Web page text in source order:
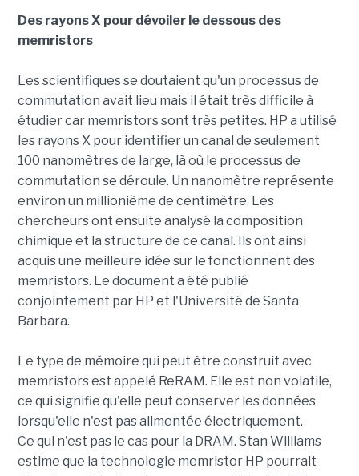
Des rayons X pour dévoiler le dessous des
memristors
Les scientifiques se doutaient qu'un processus de
commutation avait lieu mais il était très difficile à
étudier car memristors sont très petites. HP a utilisé
les rayons X pour identifier un canal de seulement
100 nanomètres de large, là où le processus de
commutation se déroule. Un nanomètre représente
environ un millionième de centimètre. Les
chercheurs ont ensuite analysé la composition
chimique et la structure de ce canal. Ils ont ainsi
acquis une meilleure idée sur le fonctionnent des
memristors. Le document a été publié
conjointement par HP et l'Université de Santa
Barbara.
Le type de mémoire qui peut être construit avec
memristors est appelé ReRAM. Elle est non volatile,
ce qui signifie qu'elle peut conserver les données
lorsqu'elle n'est pas alimentée électriquement.
Ce qui n'est pas le cas pour la DRAM. Stan Williams
estime que la technologie memristor HP pourrait